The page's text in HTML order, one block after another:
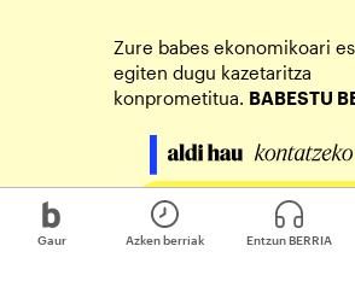
Gaur Azken berriak Entzun BERRIA
Zure babes ekonomikoari
egiten dugu kazetaritza
konprometitua. BABESTU
Egin zure ekarpena